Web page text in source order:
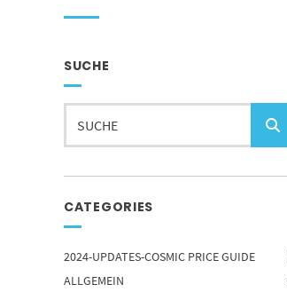
SUCHE
CATEGORIES
2024-UPDATES-COSMIC PRICE GUIDE
ALLGEMEIN